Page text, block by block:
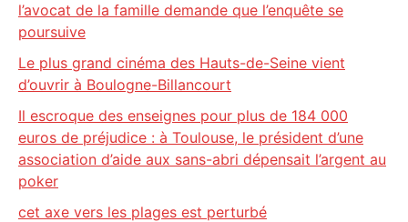
l’avocat de la famille demande que l’enquête se
poursuive
Le plus grand cinéma des Hauts-de-Seine vient
d’ouvrir à Boulogne-Billancourt
Il escroque des enseignes pour plus de 184 000
euros de préjudice : à Toulouse, le président d’une
association d’aide aux sans-abri dépensait l’argent au
poker
cet axe vers les plages est perturbé